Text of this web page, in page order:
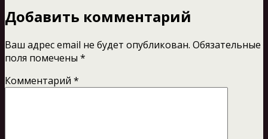
Добавить комментарий
Ваш адрес email не будет опубликован. Обязательные
поля помечены *
Комментарий *